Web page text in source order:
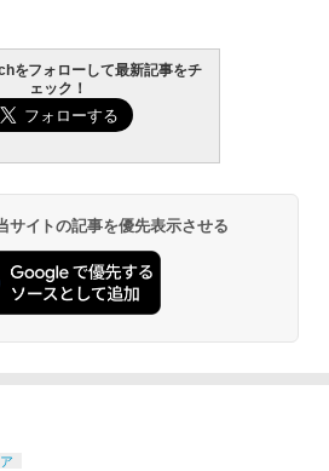
をフォローして最新記事をチ
ェック！
サイトの記事を優先表示させる